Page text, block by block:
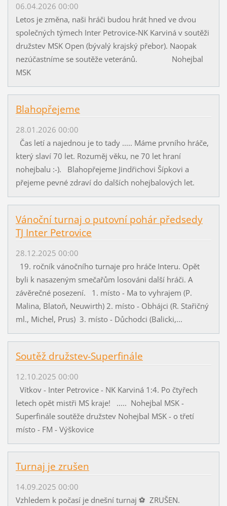
06.04.2026 00:00
Letos je změna, naši hráči budou hrát hned ve dvou
společných týmech Inter Petrovice-NK Karviná v soutěži
družstev MSK Open (bývalý krajský přebor). Naopak
nezúčastníme se soutěže veteránů. Nohejbal
MSK
Blahopřejeme
28.01.2026 00:00
Čas letí a najednou je to tady ..... Máme prvního hráče,
který slaví 70 let. Rozuměj věku, ne 70 let hraní
nohejbalu :-). Blahopřejeme Jindřichovi Šípkovi a
přejeme pevné zdraví do dalších nohejbalových let.
Vánoční turnaj o putovní pohár předsedy
TJ Inter Petrovice
28.12.2025 00:00
19. ročník vánočního turnaje pro hráče Interu. Opět
byli k nasazeným smečařům losováni další hráči. A
závěrečné posezení. 1. místo - Ma to vyhrajem (P.
Malina, Blatoň, Neuwirth) 2. místo - Obhájci (R. Stařičný
ml., Michel, Prus) 3. místo - Důchodci (Balicki,...
Soutěž družstev-Superfinále
12.10.2025 00:00
Vítkov - Inter Petrovice - NK Karviná 1:4. Po čtyřech
letech opět mistři MS kraje! ..... Nohejbal MSK -
Superfinále soutěže družstev Nohejbal MSK - o třetí
místo - FM - Výškovice
Turnaj je zrušen
14.09.2025 00:00
Vzhledem k počasí je dnešní turnaj ⚽️ ZRUŠEN.